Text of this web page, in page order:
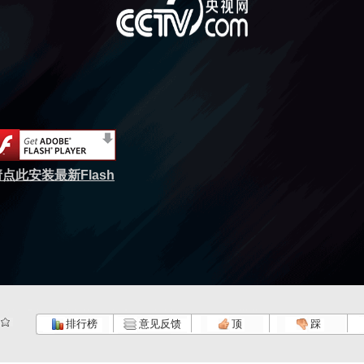
点此安装最新Flash
排行榜 意见反馈 顶 踩